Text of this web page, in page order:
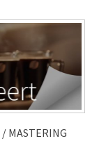
MASTERING